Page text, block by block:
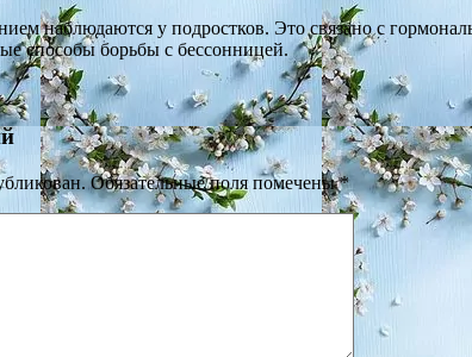
наблюдаются у подростков. Это связано с
способы борьбы с бессонницей.
Обязательные поля помечены*